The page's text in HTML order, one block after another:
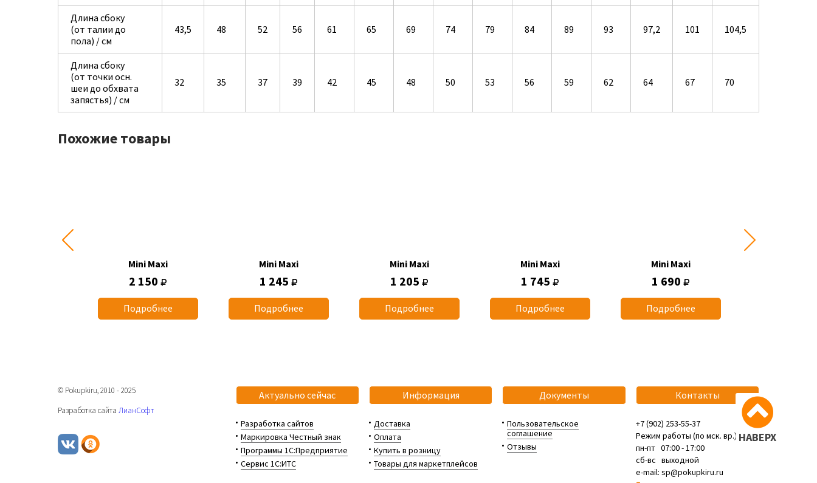
Длина сбоку
(от талии до
пола) / см
43,5 48 52 56 61 65 69 74 79 84 89 93 97,2 101 104,5
Длина сбоку
(от точки осн.
шеи до обхвата
запястья) / см
32 35 37 39 42 45 48 50 53 56 59 62 64 67 70
Похожие товары
Mini Maxi
2 150
Подробнее
Mini Maxi
1 245
Подробнее
Mini Maxi
1 205
Подробнее
Mini Maxi
1 745
Подробнее
Mini Maxi
1 690
Подробнее
НАВЕРХ
Актуально сейчас
Разработка сайтов
Маркировка Честный знак
Программы 1С:Предприятие
Сервис 1С:ИТС
Информация
Доставка
Оплата
Купить в розницу
Товары для маркетплейсов
Документы
Пользовательское
соглашение
Отзывы
Контакты
+7 (902) 253-55-37
Режим работы (по мск. вр.):
пн-пт 07:00 - 17:00
сб-вс выходной
e-mail: sp@pokupkiru.ru
© Pokupkiru, 2010 - 2025
Разработка сайта ЛианСофт